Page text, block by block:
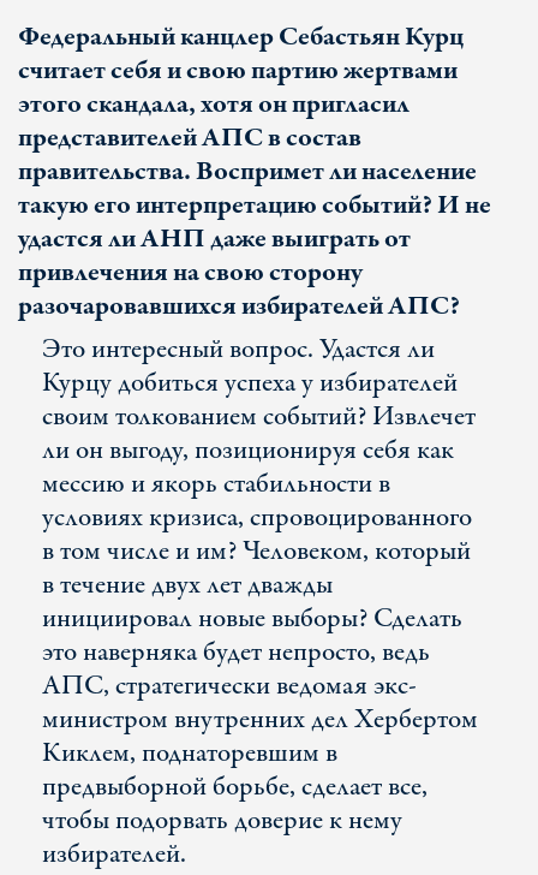
Федеральный канцлер Себастьян Курц
считает себя и свою партию жертвами
этого скандала, хотя он пригласил
представителей АПС в состав
правительства. Воспримет ли население
такую его интерпретацию событий? И не
удастся ли АНП даже выиграть от
привлечения на свою сторону
разочаровавшихся избирателей АПС?
Это интересный вопрос. Удастся ли
Курцу добиться успеха у избирателей
своим толкованием событий? Извлечет
ли он выгоду, позиционируя себя как
мессию и якорь стабильности в
условиях кризиса, спровоцированного
в том числе и им? Человеком, который
в течение двух лет дважды
инициировал новые выборы? Сделать
это наверняка будет непросто, ведь
АПС, стратегически ведомая экс-
министром внутренних дел Хербертом
Киклем, поднаторевшим в
предвыборной борьбе, сделает все,
чтобы подорвать доверие к нему
избирателей.